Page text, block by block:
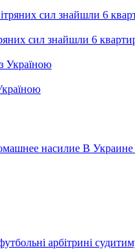
сил знайшли 6
насилие В Украине
арбітрині